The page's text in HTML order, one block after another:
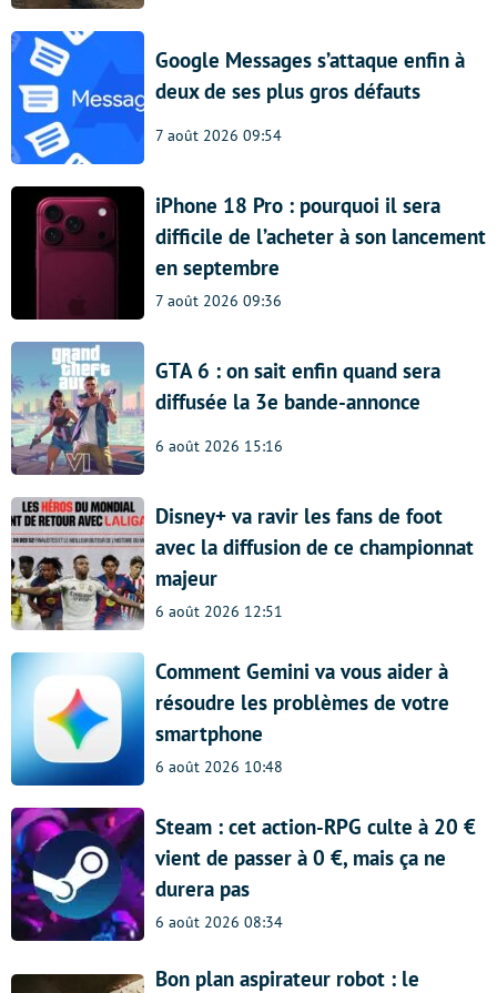
Google Messages s’attaque enfin à
deux de ses plus gros défauts
7 août 2026 09:54
iPhone 18 Pro : pourquoi il sera
difficile de l’acheter à son lancement
en septembre
7 août 2026 09:36
GTA 6 : on sait enfin quand sera
diffusée la 3e bande-annonce
6 août 2026 15:16
Disney+ va ravir les fans de foot
avec la diffusion de ce championnat
majeur
6 août 2026 12:51
Comment Gemini va vous aider à
résoudre les problèmes de votre
smartphone
6 août 2026 10:48
Steam : cet action-RPG culte à 20 €
vient de passer à 0 €, mais ça ne
durera pas
6 août 2026 08:34
Bon plan aspirateur robot : le